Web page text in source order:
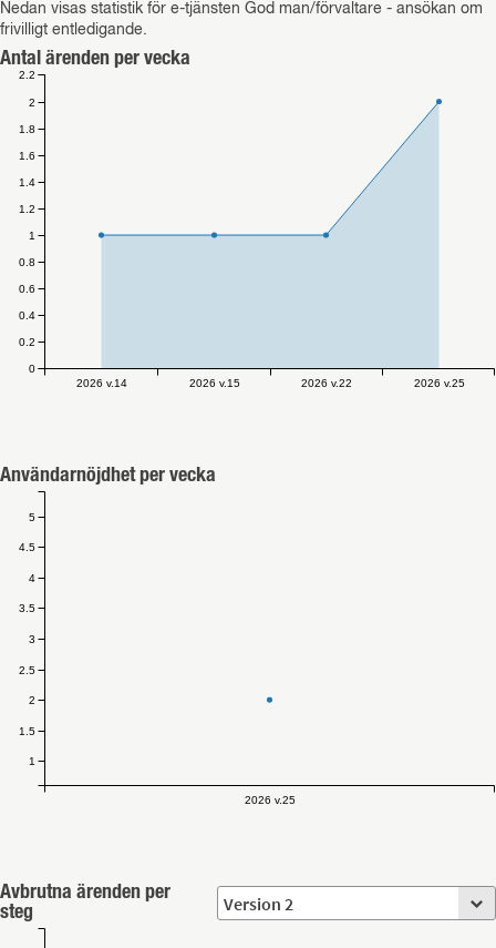
Nedan visas statistik för e-tjänsten God man/förvaltare - ansökan om
frivilligt entledigande.
Antal ärenden per vecka
2026 v.14 2026 v.15 2026 v.22 2026 v.25
0
0.2
0.4
0.6
0.8
1
1.2
1.4
1.6
1.8
2
2.2
Användarnöjdhet per vecka
2026 v.25
1
2
1.5
2.5
3
3.5
4
4.5
5
Avbrutna ärenden per
steg